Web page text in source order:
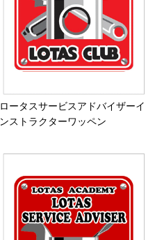
ロータスサービスアドバイザーイ
ンストラクターワッペン